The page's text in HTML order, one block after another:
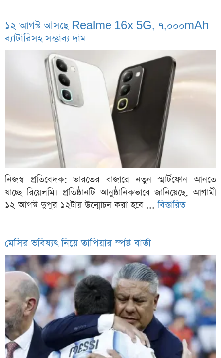
১২ আগস্ট আসছে Realme 16x 5G, ৭,০০০mAh
ব্যাটারিসহ সম্ভাব্য দাম
নিজস্ব প্রতিবেদক: ভারতের বাজারে নতুন স্মার্টফোন আনতে
যাচ্ছে রিয়েলমি। প্রতিষ্ঠানটি আনুষ্ঠানিকভাবে জানিয়েছে, আগামী
১২ আগস্ট দুপুর ১২টায় উন্মোচন করা হবে ...বিস্তারিত
মেসির ভবিষ্যৎ নিয়ে তাপিয়ার স্পষ্ট বার্তা